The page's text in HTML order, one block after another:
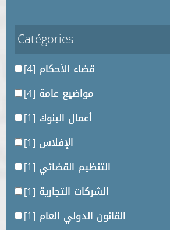
Catégories
قضاء الأحكام [4]
مواضيع عامة [4]
أعمال البنوك [1]
الإفلاس [1]
التنظيم القضائي [1]
الشركات التجارية [1]
القانون الدولي العام [1]